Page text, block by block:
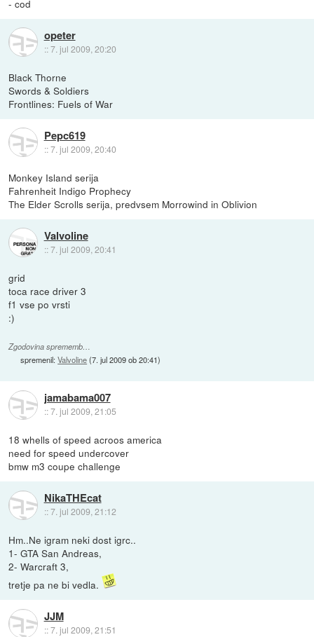
- cod
opeter
::7. jul 2009, 20:20
Black Thorne
Swords & Soldiers
Frontlines: Fuels of War
Pepc619
::7. jul 2009, 20:40
Monkey Island serija
Fahrenheit Indigo Prophecy
The Elder Scrolls serija, predvsem Morrowind in Oblivion
Valvoline
::7. jul 2009, 20:41
grid
toca race driver 3
f1 vse po vrsti
:)
Zgodovina sprememb…
spremenil:Valvoline(7. jul 2009 ob 20:41)
jamabama007
::7. jul 2009, 21:05
18 whells of speed acroos america
need for speed undercover
bmw m3 coupe challenge
NikaTHEcat
::7. jul 2009, 21:12
Hm..Ne igram neki dost igrc..
1- GTA San Andreas,
2- Warcraft 3,
tretje pa ne bi vedla.
JJM
::7. jul 2009, 21:51